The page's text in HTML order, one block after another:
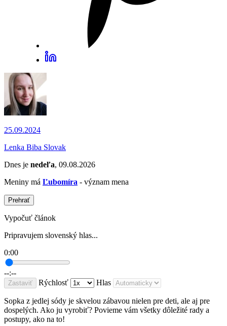
25.09.2024
Lenka Biba Slovak
Dnes je nedeľa, 09.08.2026
Meniny má Ľubomíra - význam mena
Prehrať
Vypočuť článok
Pripravujem slovenský hlas...
0:00
--:--
Zastaviť Rýchlosť Hlas
Sopka z jedlej sódy je skvelou zábavou nielen pre deti, ale aj pre
dospelých. Ako ju vyrobiť? Povieme vám všetky dôležité rady a
postupy, ako na to!